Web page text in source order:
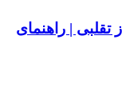
| راهنمای